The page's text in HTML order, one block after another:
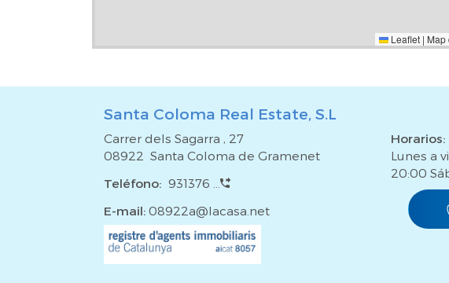
Leaflet |
Santa Coloma Real Estate, S.L
Carrer dels Sagarra , 27
08922 Santa Coloma de Gramenet
Teléfono: 931376 ...
E-mail: 08922a@lacasa.net
Horarios:
Lunes a
20:00